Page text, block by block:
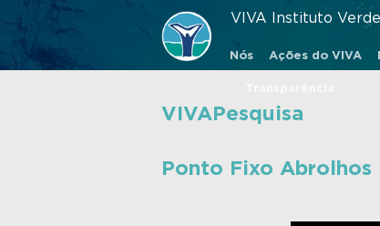
VIVA Instituto Verde
Nós Ações do VIVA
VIVAPesquisa
Ponto Fixo Abrolhos